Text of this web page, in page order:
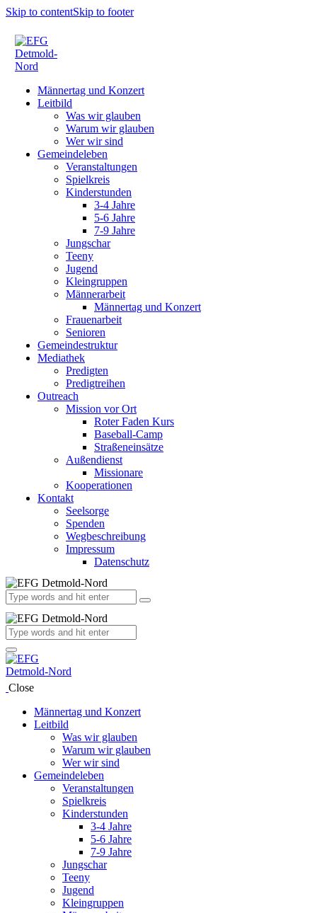
Skip to contentSkip to footer
Männertag und Konzert
Leitbild
Was wir glauben
Warum wir glauben
Wer wir sind
Gemeindeleben
Veranstaltungen
Spielkreis
Kinderstunden
3-4 Jahre
5-6 Jahre
7-9 Jahre
Jungschar
Teeny
Jugend
Kleingruppen
Männerarbeit
Männertag und Konzert
Frauenarbeit
Senioren
Gemeindestruktur
Mediathek
Predigten
Predigtreihen
Outreach
Mission vor Ort
Roter Faden Kurs
Baseball-Camp
Straßeneinsätze
Außendienst
Missionare
Kooperationen
Kontakt
Seelsorge
Spenden
Wegbeschreibung
Impressum
Datenschutz
Close
Männertag und Konzert
Leitbild
Was wir glauben
Warum wir glauben
Wer wir sind
Gemeindeleben
Veranstaltungen
Spielkreis
Kinderstunden
3-4 Jahre
5-6 Jahre
7-9 Jahre
Jungschar
Teeny
Jugend
Kleingruppen